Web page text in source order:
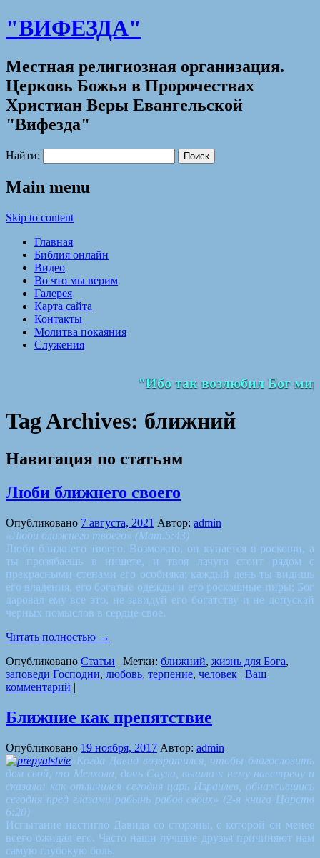
"ВИФЕЗДА"
Местная религиозная организация.
Церковь Божья в Пророчествах
Христиан Веры Евангельской
"Вифезда"
Найти:
Main menu
Skip to content
Главная
Библия онлайн
Видео
Во что мы верим
Галерея
Карта сайта
Контакты
Молитва покаяния
Служения
"Ибо так возлюбил Бог
Tag Archives: ближний
Навигация по статьям
Люби ближнего своего
Опубликовано 7 августа, 2021 Автор: admin
«Люби ближнего твоего» (Мат.5:43)
Люби ближнего твоего. Возможно, он купается в роскоши, а
ты прозябаешь в нищете, и твоя лачуга стоит рядом с
прекрасными стенами его особняка; каждый день ты видишь
его владения, его богатые одежды и его роскошные пиры; Бог
даровал ему все это, не завидуй его богатству и не допускай
черных помыслов в сердце свое.
Читать полностью →
Опубликовано Статьи | Метки: ближний, жизнь для Бога,
заповеди Господни, любовь, терпение, человек | Ваш
комментарий |
Ближние как препятствие
Опубликовано 19 ноября, 2017 Автор: admin
«Когда Давид возвратился, чтобы благословить
дом свой, то Мелхола, дочь Саула, вышла к нему навстречу и
сказала: как отличился сегодня царь Израилев, обнажившись
сегодня пред глазами рабынь рабов своих» (2-я книга Царств
6:20)
Испытание настигло Давида со стороны, с которой он менее
всего ожидал его. Часто наши лучшие друзья причиняют нам
самую глубокую боль.